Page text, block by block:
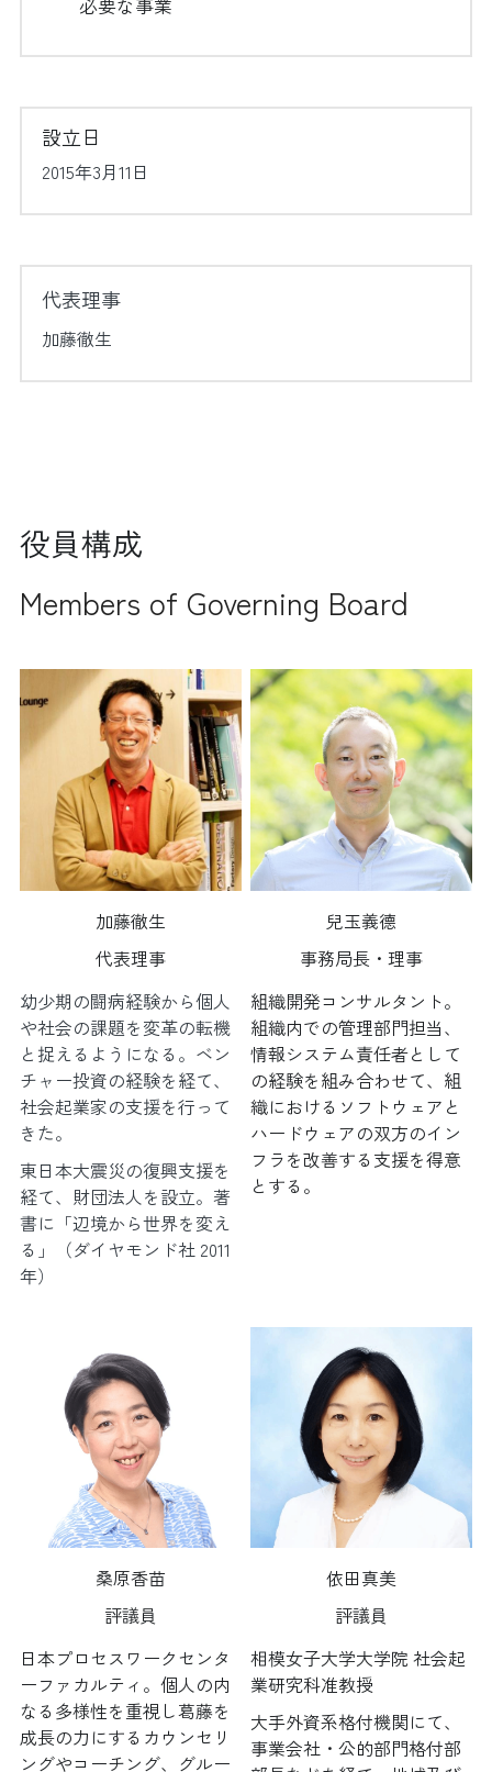
設立日
2015年3月11日
代表理事
加藤徹生
役員構成
Members of Governing Board
加藤徹生
代表理事
幼少期の闘病経験から個人
や社会の課題を変革の転機
と捉えるようになる。ベン
チャー投資の経験を経て、
社会起業家の支援を行って
きた。
東日本大震災の復興支援を
経て、財団法人を設立。著
書に「辺境から世界を変え
る」（ダイヤモンド社 2011
年）
兒玉義德
事務局長・理事
組織開発コンサルタント。
組織内での管理部門担当、
情報システム責任者として
の経験を組み合わせて、組
織におけるソフトウェアと
ハードウェアの双方のイン
フラを改善する支援を得意
とする。
桑原香苗
評議員
日本プロセスワークセンタ
ーファカルティ。個人の内
なる多様性を重視し葛藤を
成長の力にするカウンセリ
ングやコーチング、グルー
依田真美
評議員
相模女子大学大学院 社会起
業研究科准教授
大手外資系格付機関にて、
事業会社・公的部門格付部